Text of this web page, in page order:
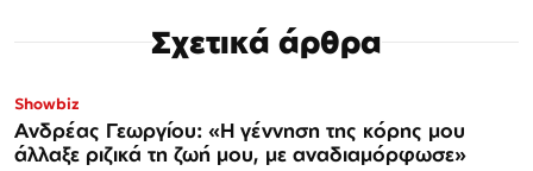
Σχετικά άρθρα
Showbiz
Ανδρέας Γεωργίου: «Η γέννηση της κόρης μου
άλλαξε ριζικά τη ζωή μου, με αναδιαμόρφωσε»